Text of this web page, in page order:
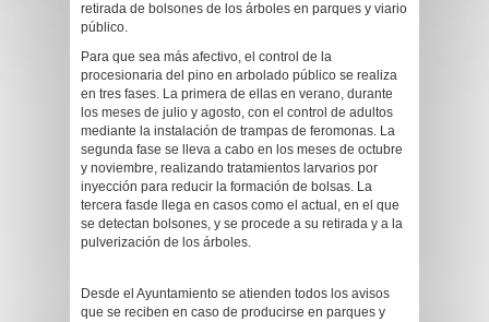
retirada de bolsones de los árboles en parques y viario
público.
Para que sea más afectivo, el control de la
procesionaria del pino en arbolado público se realiza
en tres fases. La primera de ellas en verano, durante
los meses de julio y agosto, con el control de adultos
mediante la instalación de trampas de feromonas. La
segunda fase se lleva a cabo en los meses de octubre
y noviembre, realizando tratamientos larvarios por
inyección para reducir la formación de bolsas. La
tercera fasde llega en casos como el actual, en el que
se detectan bolsones, y se procede a su retirada y a la
pulverización de los árboles.
Desde el Ayuntamiento se atienden todos los avisos
que se reciben en caso de producirse en parques y